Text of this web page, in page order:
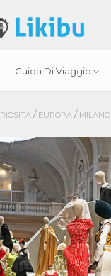
Guida Di Viaggio
/ EUROPA / MILANO